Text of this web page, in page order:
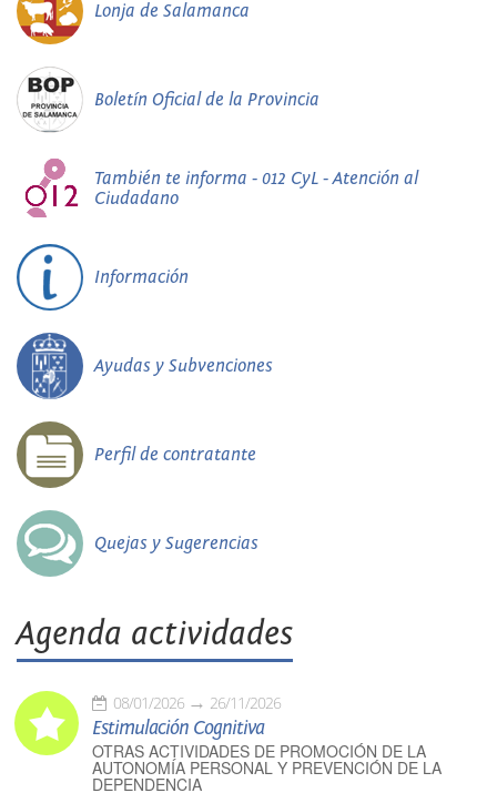
Lonja de Salamanca
Boletín Oficial de la Provincia
También te informa - 012 CyL - Atención al
Ciudadano
Información
Ayudas y Subvenciones
Perfil de contratante
Quejas y Sugerencias
Agenda actividades
08/01/2026 26/11/2026
Estimulación Cognitiva
OTRAS ACTIVIDADES DE PROMOCIÓN DE LA
AUTONOMÍA PERSONAL Y PREVENCIÓN DE LA
DEPENDENCIA